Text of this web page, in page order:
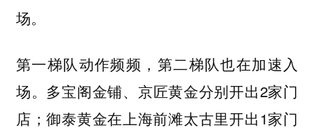
场。
第一梯队动作频频，第二梯队也在加速入
场。多宝阁金铺、京匠黄金分别开出2家门
店；御泰黄金在上海前滩太古里开出1家门